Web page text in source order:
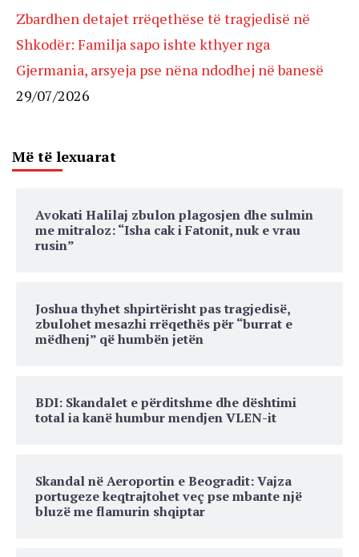
Zbardhen detajet rrëqethëse të tragjedisë në
Shkodër: Familja sapo ishte kthyer nga
Gjermania, arsyeja pse nëna ndodhej në banesë
29/07/2026
Më të lexuarat
Avokati Halilaj zbulon plagosjen dhe sulmin
me mitraloz: “Isha cak i Fatonit, nuk e vrau
rusin”
Joshua thyhet shpirtërisht pas tragjedisë,
zbulohet mesazhi rrëqethës për “burrat e
mëdhenj” që humbën jetën
BDI: Skandalet e përditshme dhe dështimi
total ia kanë humbur mendjen VLEN-it
Skandal në Aeroportin e Beogradit: Vajza
portugeze keqtrajtohet veç pse mbante një
bluzë me flamurin shqiptar